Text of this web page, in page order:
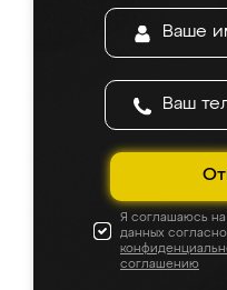
Я соглашаюсь
данных согласно
соглашению